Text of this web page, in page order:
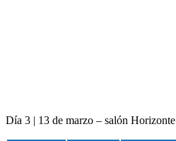
Día 3 | 13 de marzo – salón Horizonte